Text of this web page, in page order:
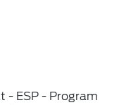
- ESP - Program